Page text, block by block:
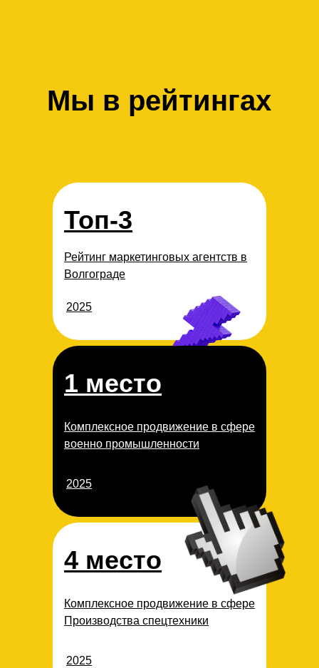
Мы в рейтингах
Топ-3
Рейтинг маркетинговых агентств в
Волгограде
2025
4 место
Комплексное продвижение в сфере
Производства спецтехники
2025
1 место
Комплексное продвижение в сфере
военно промышленности
2025